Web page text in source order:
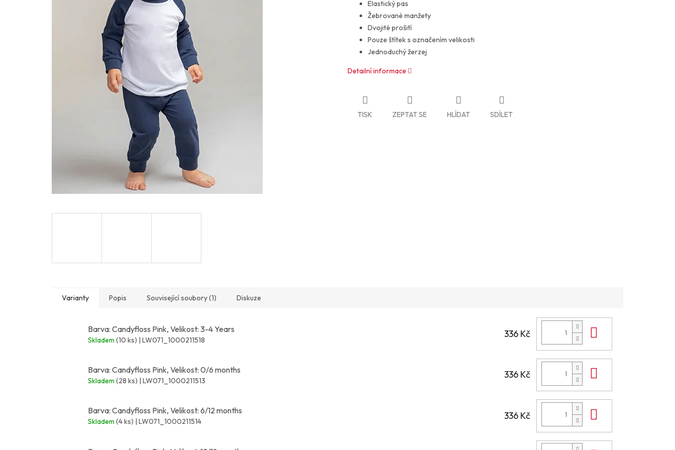
Elastický pas
Žebrované manžety
Dvojité prošití
Pouze štítek s označením velikosti
Jednoduchý žerzej
Detailní informace
TISK ZEPTAT SE HLÍDAT SDÍLET
Varianty Popis Související soubory (1) Diskuze
Barva: Candyfloss Pink, Velikost: 3-4 Years
Skladem (10 ks) | LW071_1000211518
336 Kč
Barva: Candyfloss Pink, Velikost: 0/6 months
Skladem (28 ks) | LW071_1000211513
336 Kč
Barva: Candyfloss Pink, Velikost: 6/12 months
Skladem (4 ks) | LW071_1000211514
336 Kč